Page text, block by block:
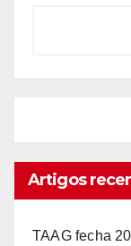
Artigos
TAAG fecha